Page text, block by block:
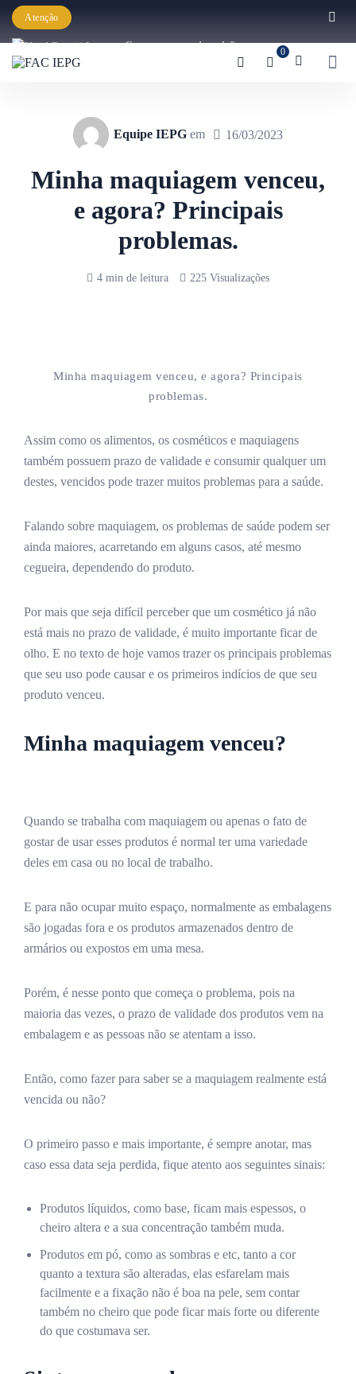
Atenção
Começaram as inscrições para a
Graduação IEPG 2026!
0
Equipe IEPG em 16/03/2023
Minha maquiagem venceu,
e agora? Principais
problemas.
4 min de leitura 225 Visualizações
Minha maquiagem venceu, e agora? Principais
problemas.
Assim como os alimentos, os cosméticos e maquiagens
também possuem prazo de validade e consumir qualquer um
destes, vencidos pode trazer muitos problemas para a saúde.
Falando sobre maquiagem, os problemas de saúde podem ser
ainda maiores, acarretando em alguns casos, até mesmo
cegueira, dependendo do produto.
Por mais que seja difícil perceber que um cosmético já não
está mais no prazo de validade, é muito importante ficar de
olho. E no texto de hoje vamos trazer os principais problemas
que seu uso pode causar e os primeiros indícios de que seu
produto venceu.
Minha maquiagem venceu?
Quando se trabalha com maquiagem ou apenas o fato de
gostar de usar esses produtos é normal ter uma variedade
deles em casa ou no local de trabalho.
E para não ocupar muito espaço, normalmente as embalagens
são jogadas fora e os produtos armazenados dentro de
armários ou expostos em uma mesa.
Porém, é nesse ponto que começa o problema, pois na
maioria das vezes, o prazo de validade dos produtos vem na
embalagem e as pessoas não se atentam a isso.
Então, como fazer para saber se a maquiagem realmente está
vencida ou não?
O primeiro passo e mais importante, é sempre anotar, mas
caso essa data seja perdida, fique atento aos seguintes sinais:
Produtos líquidos, como base, ficam mais espessos, o
cheiro altera e a sua concentração também muda.
Produtos em pó, como as sombras e etc, tanto a cor
quanto a textura são alteradas, elas esfarelam mais
facilmente e a fixação não é boa na pele, sem contar
também no cheiro que pode ficar mais forte ou diferente
do que costumava ser.